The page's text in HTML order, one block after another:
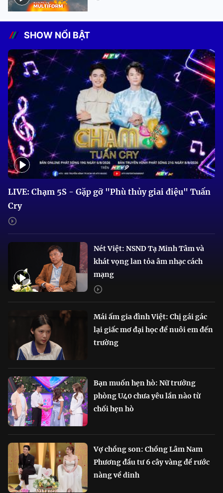
SHOW NỔI BẬT
LIVE: Chạm 5S - Gặp gỡ "Phù thủy giai điệu" Tuấn
Cry
Nét Việt: NSND Tạ Minh Tâm và
khát vọng lan tỏa âm nhạc cách
mạng
Mái ấm gia đình Việt: Chị gái gác
lại giấc mơ đại học để nuôi em đến
trường
Bạn muốn hẹn hò: Nữ trưởng
phòng U40 chưa yêu lần nào từ
chối hẹn hò
Vợ chồng son: Chồng Lâm Nam
Phương đầu tư 6 cây vàng để rước
nàng về dinh